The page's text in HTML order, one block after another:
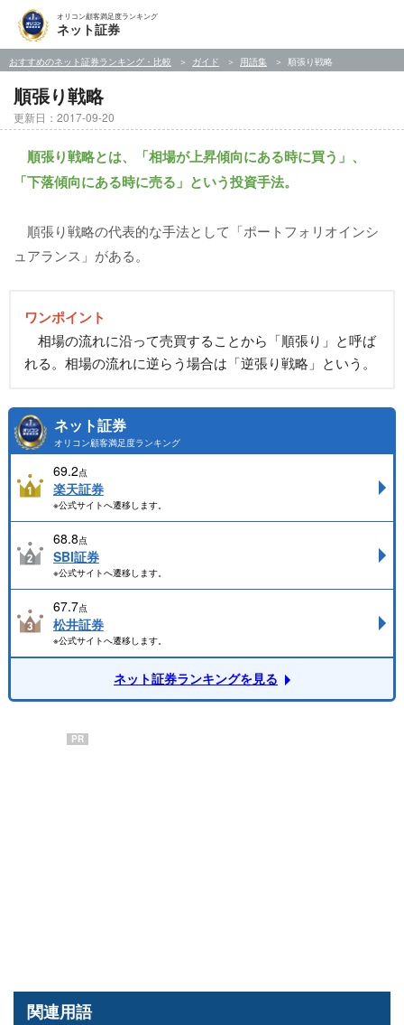
オリコン顧客満足度ランキング
ネット証券
おすすめのネット証券ランキング・比較 ガイド 用語集 順張り戦略
順張り戦略
更新日：2017-09-20
順張り戦略とは、「相場が上昇傾向にある時に買う」、
「下落傾向にある時に売る」という投資手法。
順張り戦略の代表的な手法として「ポートフォリオインシ
ュアランス」がある。
ワンポイント
相場の流れに沿って売買することから「順張り」と呼ば
れる。相場の流れに逆らう場合は「逆張り戦略」という。
ネット証券
オリコン顧客満足度ランキング
69.2点
楽天証券
※公式サイトへ遷移します。
68.8点
SBI証券
※公式サイトへ遷移します。
67.7点
松井証券
※公式サイトへ遷移します。
ネット証券ランキングを見る
PR
関連用語